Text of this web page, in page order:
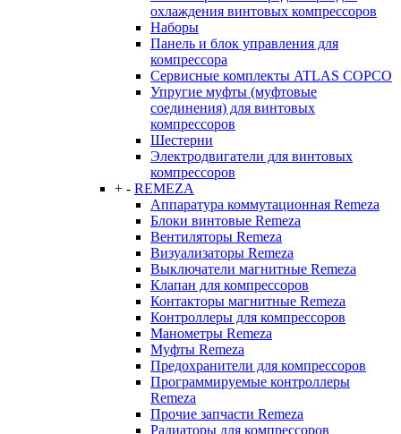
охлаждения винтовых компрессоров
Наборы
Панель и блок управления для
компрессора
Сервисные комплекты ATLAS COPCO
Упругие муфты (муфтовые
соединения) для винтовых
компрессоров
Шестерни
Электродвигатели для винтовых
компрессоров
+ - REMEZA
Аппаратура коммутационная Remeza
Блоки винтовые Remeza
Вентиляторы Remeza
Визуализаторы Remeza
Выключатели магнитные Remeza
Клапан для компрессоров
Контакторы магнитные Remeza
Контроллеры для компрессоров
Манометры Remeza
Муфты Remeza
Предохранители для компрессоров
Программируемые контроллеры
Remeza
Прочие запчасти Remeza
Радиаторы для компрессоров